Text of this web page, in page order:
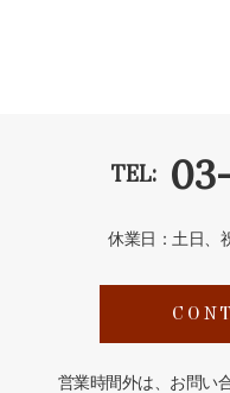
TEL:
休業日：土日、
営業時間外は、お問い